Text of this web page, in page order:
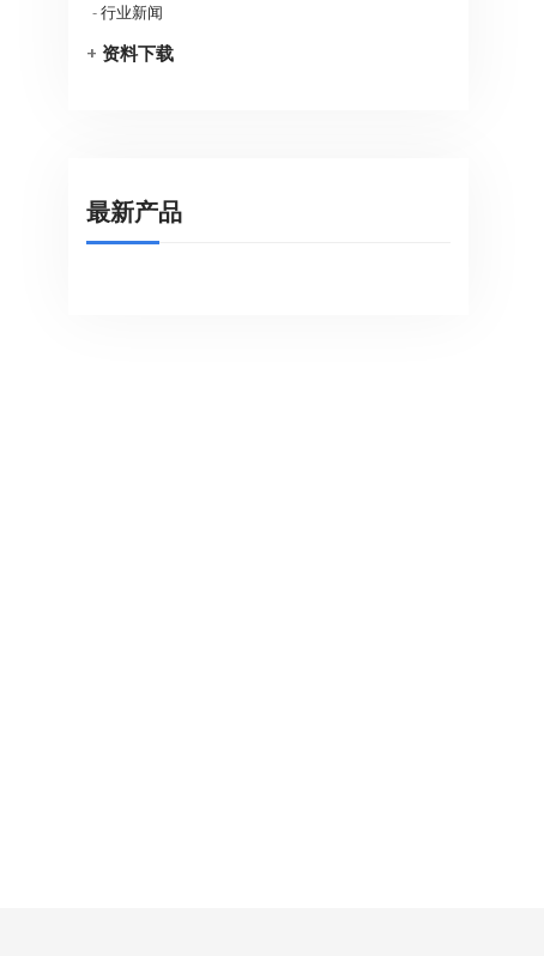
-行业新闻
+ 资料下载
最新产品